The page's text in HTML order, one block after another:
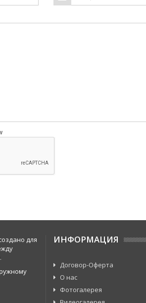
для
ИНФОРМАЦИЯ
Договор-Оферта
О нас
Фотогалерея